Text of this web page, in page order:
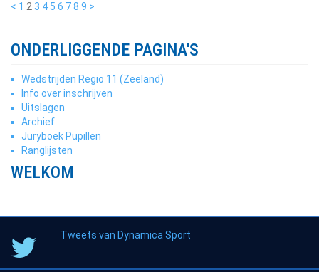
< 1 2 3 4 5 6 78 9 >
ONDERLIGGENDE PAGINA'S
Wedstrijden Regio 11 (Zeeland)
Info over inschrijven
Uitslagen
Archief
Juryboek Pupillen
Ranglijsten
WELKOM
Tweets van Dynamica Sport